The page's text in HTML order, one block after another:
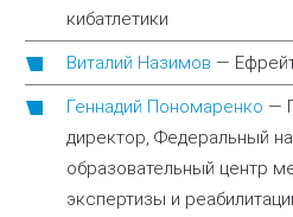
кибатлетики
Виталий Назимов —
Геннадий Пономаренко —
директор, Федеральный
образовательный центр
экспертизы и